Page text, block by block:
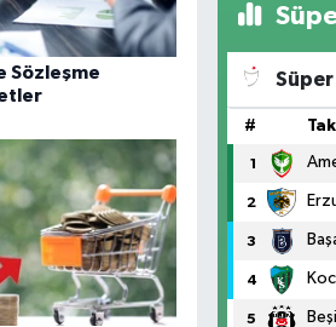
Sözleşme
Süper
#
1
2
3
4
5